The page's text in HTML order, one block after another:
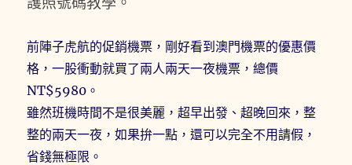
前陣子虎航的促銷機票，剛好看到澳門機票的優惠價
格，一股衝動就買了兩人兩天一夜機票，總價
NT$5980。
雖然班機時間不是很美麗，超早出發、超晚回來，整
整的兩天一夜，如果拚一點，還可以完全不用請假，
省錢無極限。